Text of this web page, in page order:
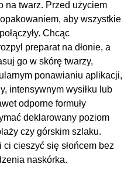
na twarz. Przed użyciem
aby wszystkie
Chcąc
preparat na dłonie, a
go w skórę twarzy,
ponawianiu aplikacji,
intensywnym wysiłku lub
odporne formuły
deklarowany poziom
czy górskim szlaku.
cieszyć się słońcem bez
naskórka.